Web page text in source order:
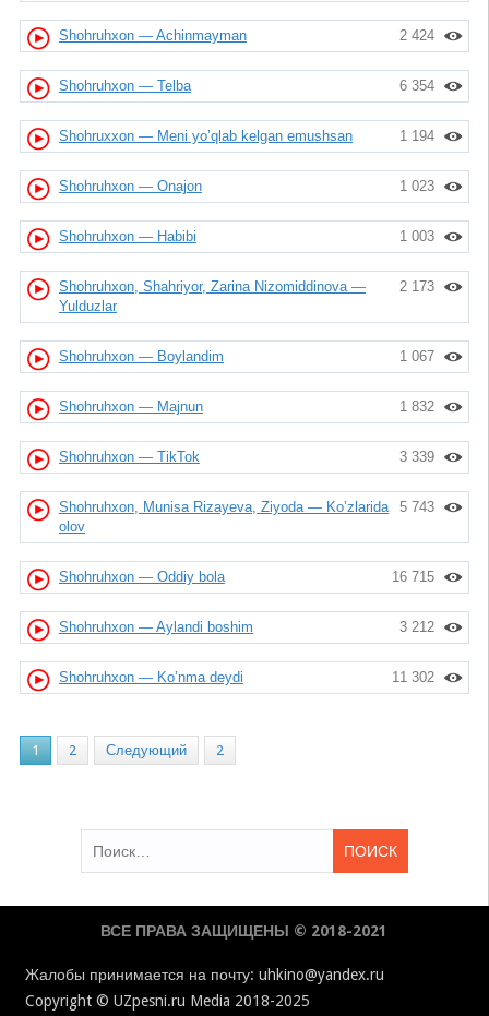
2 424
Shohruhxon — Achinmayman
6 354
Shohruhxon — Telba
1 194
Shohruxxon — Meni yo’qlab kelgan emushsan
1 023
Shohruhxon — Onajon
1 003
Shohruhxon — Habibi
2 173
Shohruhxon, Shahriyor, Zarina Nizomiddinova —
Yulduzlar
1 067
Shohruhxon — Boylandim
1 832
Shohruhxon — Majnun
3 339
Shohruhxon — TikTok
5 743
Shohruhxon, Munisa Rizayeva, Ziyoda — Ko’zlarida
olov
16 715
Shohruhxon — Oddiy bola
3 212
Shohruhxon — Aylandi boshim
11 302
Shohruhxon — Ko’nma deydi
1 2 Следующий 2
ВСЕ ПРАВА ЗАЩИЩЕНЫ © 2018-2021
Жалобы принимается на почту: uhkino@yandex.ru
Copyright © UZpesni.ru Media 2018-2025